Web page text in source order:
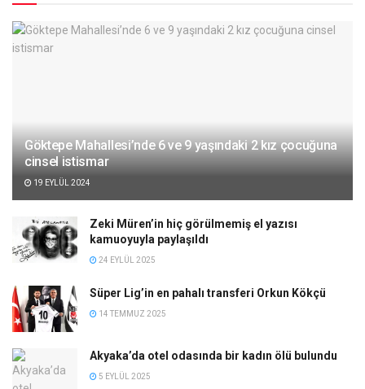
Göktepe Mahallesi’nde 6 ve 9 yaşındaki 2 kız çocuğuna
cinsel istismar
19 EYLÜL 2024
Zeki Müren’in hiç görülmemiş el yazısı
kamuoyuyla paylaşıldı
24 EYLÜL 2025
Süper Lig’in en pahalı transferi Orkun Kökçü
14 TEMMUZ 2025
Akyaka’da otel odasında bir kadın ölü bulundu
5 EYLÜL 2025